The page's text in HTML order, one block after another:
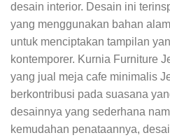
desain interior. Desain ini
yang menggunakan bahan
untuk menciptakan tampilan
kontemporer. Kurnia Furniture
yang jual meja cafe minimalis
berkontribusi pada suasana
desainnya yang sederhana
kemudahan penataannya,